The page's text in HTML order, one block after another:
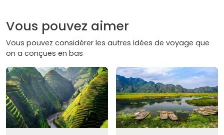
Vous pouvez aimer
Vous pouvez considérer les autres idées de voyage que
on a conçues en bas